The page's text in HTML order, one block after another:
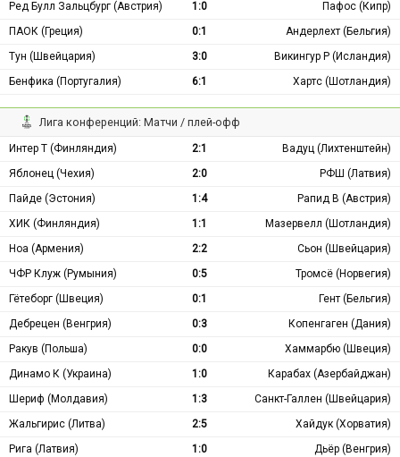
Ред Булл Зальцбург (Австрия)
1:0
Пафос (Кипр)
ПАОК (Греция)
0:1
Андерлехт (Бельгия)
Тун (Швейцария)
3:0
Викингур Р (Исландия)
Бенфика (Португалия)
6:1 Хартс (Шотландия)
Лига конференций: Матчи / плей-офф
Интер Т (Финляндия) 2:1
Вадуц (Лихтенштейн)
Яблонец (Чехия)
2:0
РФШ (Латвия)
Пайде (Эстония)
1:4
Рапид В (Австрия)
ХИК (Финляндия)
1:1
Мазервелл (Шотландия)
Ноа (Армения)
2:2
Сьон (Швейцария)
ЧФР Клуж (Румыния)
0:5
Тромсё (Норвегия)
Гётеборг (Швеция)
0:1
Гент (Бельгия)
Дебрецен (Венгрия)
0:3
Копенгаген (Дания)
Ракув (Польша)
0:0
Хаммарбю (Швеция)
Динамо К (Украина)
1:0
Карабах (Азербайджан)
Шериф (Молдавия)
1:3
Санкт-Галлен (Швейцария)
Жальгирис (Литва)
2:5
Хайдук (Хорватия)
Рига (Латвия)
1:0
Дьёр (Венгрия)